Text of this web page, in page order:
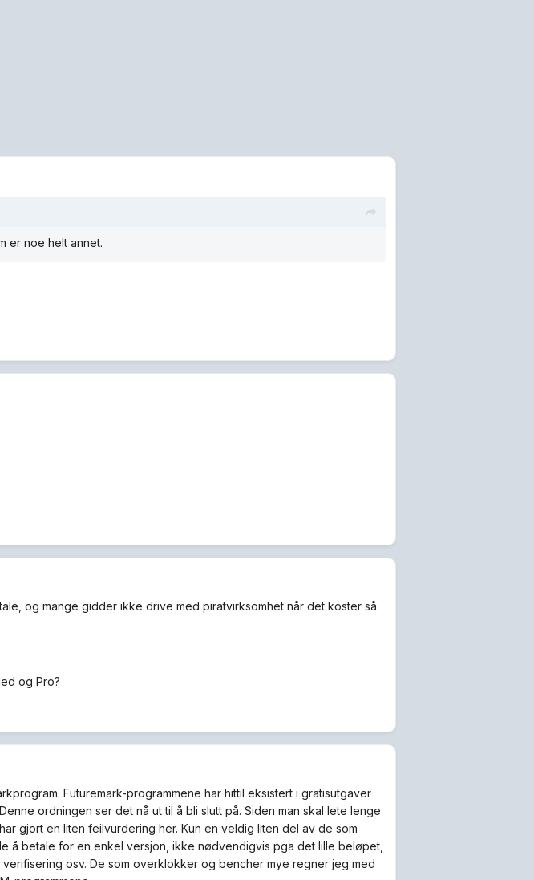
er noe helt annet.
og mange gidder ikke drive med piratvirksomhet når det koster så
og Pro?
Futuremark-programmene har hittil eksistert i gratisutgaver
ordningen ser det nå ut til å bli slutt på. Siden man skal lete lenge
gjort en liten feilvurdering her. Kun en veldig liten del av de som
å betale for en enkel versjon, ikke nødvendigvis pga det lille beløpet,
osv. De som overklokker og bencher mye regner jeg med